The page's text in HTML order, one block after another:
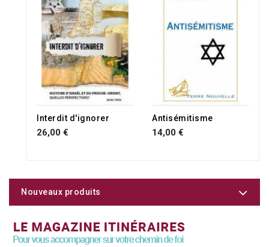
Interdit d'ignorer
26,00 €
Antisémitisme
14,00 €
Nouveaux produits